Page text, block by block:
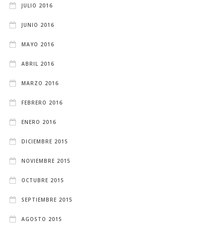
JULIO 2016
JUNIO 2016
MAYO 2016
ABRIL 2016
MARZO 2016
FEBRERO 2016
ENERO 2016
DICIEMBRE 2015
NOVIEMBRE 2015
OCTUBRE 2015
SEPTIEMBRE 2015
AGOSTO 2015